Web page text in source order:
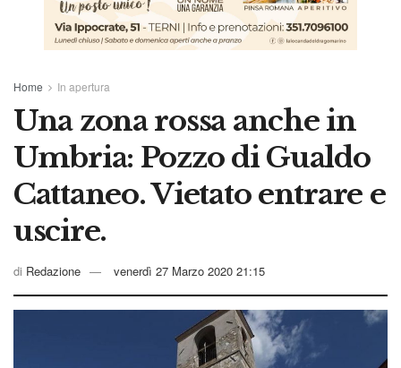
Home In apertura
Una zona rossa anche in
Umbria: Pozzo di Gualdo
Cattaneo. Vietato entrare e
uscire.
di Redazione venerdì 27 Marzo 2020 21:15